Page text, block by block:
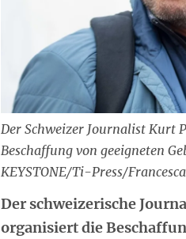
Der Schweizer Journalist Kurt
Beschaffung von geeigneten
KEYSTONE/Ti-Press/
Der schweizerische
organisiert die